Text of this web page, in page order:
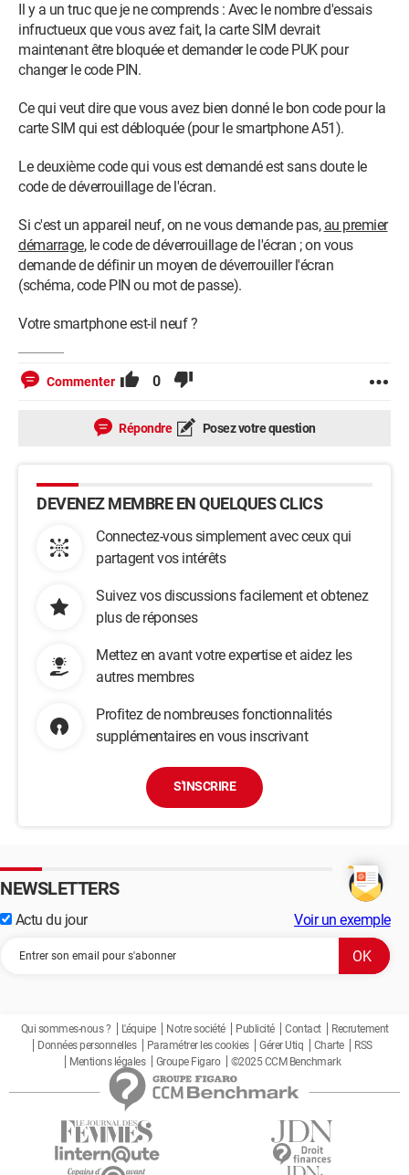
Il y a un truc que je ne comprends : Avec le nombre d'essais
infructueux que vous avez fait, la carte SIM devrait
maintenant être bloquée et demander le code PUK pour
changer le code PIN.
Ce qui veut dire que vous avez bien donné le bon code pour la
carte SIM qui est débloquée (pour le smartphone A51).
Le deuxième code qui vous est demandé est sans doute le
code de déverrouillage de l'écran.
Si c'est un appareil neuf, on ne vous demande pas, au premier
démarrage, le code de déverrouillage de l'écran ; on vous
demande de définir un moyen de déverrouiller l'écran
(schéma, code PIN ou mot de passe).
Votre smartphone est-il neuf ?
Commenter 0
Répondre Posez votre question
DEVENEZ MEMBRE EN QUELQUES CLICS
Connectez-vous simplement avec ceux qui
partagent vos intérêts
Suivez vos discussions facilement et obtenez
plus de réponses
Mettez en avant votre expertise et aidez les
autres membres
Profitez de nombreuses fonctionnalités
supplémentaires en vous inscrivant
S'INSCRIRE
NEWSLETTERS
Actu du jour Voir un exemple
Qui sommes-nous ? L'équipe Notre société Publicité Contact
Recrutement
Données personnelles
Paramétrer les cookies Gérer Utiq Charte
RSS
Mentions légales
Groupe Figaro ©2025 CCM Benchmark